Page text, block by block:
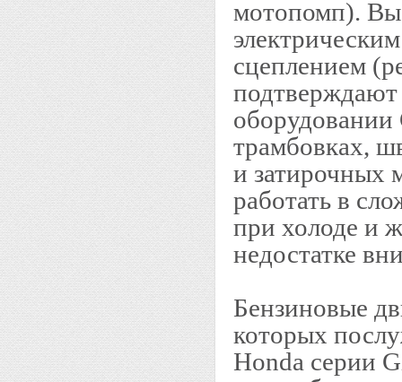
мотопомп). Вы
сцеплением
подтверждают
оборудовании
трамбовках,
и затирочных
работать в
при холоде и
недостатке
Бензиновые
которых
Honda серии